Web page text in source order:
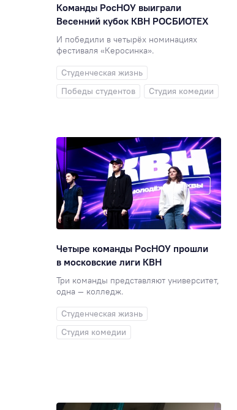
Команды РосНОУ выиграли
Весенний кубок КВН РОСБИОТЕХ
И победили в четырёх номинациях
фестиваля «Керосинка».
Студенческая жизнь
Победы студентов
Студия комедии
Четыре команды РосНОУ прошли
в московские лиги КВН
Три команды представляют университет,
одна — колледж.
Студенческая жизнь
Студия комедии